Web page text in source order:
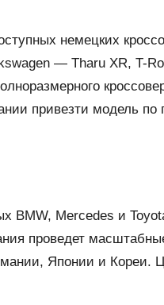
немецких
— Tharu XR, T-
привезти модель по
BMW, Mercedes и
проведет
Японии и Кореи.